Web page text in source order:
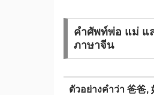
คำศัพท์พ่อ แม่ แ
ภาษาจีน
ตัวอย่างคำว่า 爸爸,